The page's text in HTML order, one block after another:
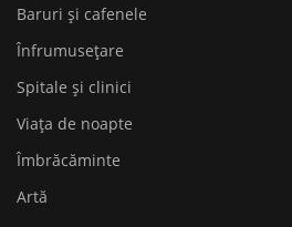
Baruri și cafenele
Înfrumusețare
Spitale și clinici
Viața de noapte
Îmbrăcăminte
Artă